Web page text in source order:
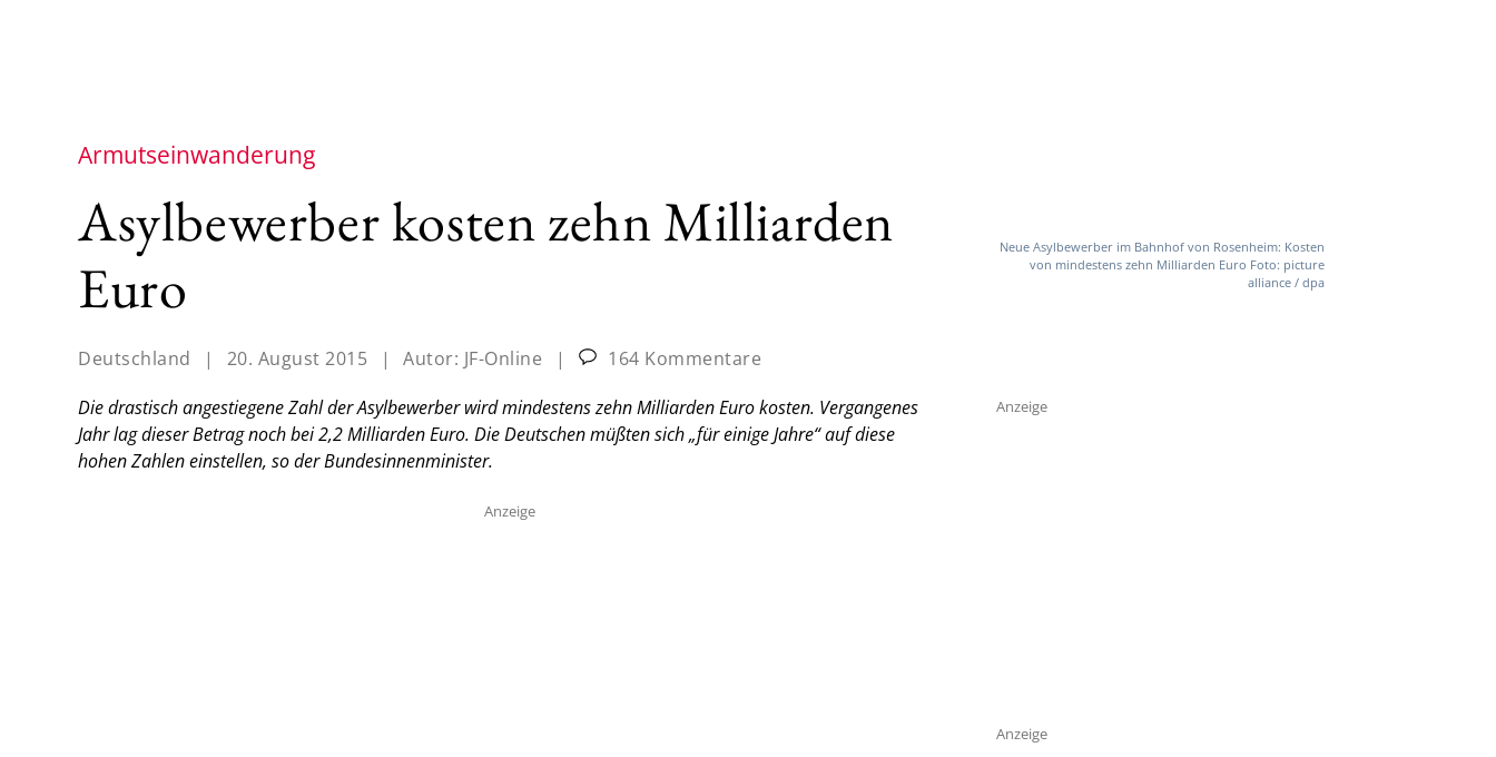
Armutseinwanderung
Asylbewerber kosten zehn Milliarden
Euro
Deutschland | 20. August 2015 | Autor: JF-Online |
164 Kommentare
Die drastisch angestiegene Zahl der Asylbewerber wird mindestens zehn Milliarden Euro kosten. Vergangenes
Jahr lag dieser Betrag noch bei 2,2 Milliarden Euro. Die Deutschen müßten sich „für einige Jahre“ auf diese
hohen Zahlen einstellen, so der Bundesinnenminister.
Anzeige
Neue Asylbewerber im Bahnhof von Rosenheim: Kosten
von mindestens zehn Milliarden Euro Foto: picture
alliance / dpa
Anzeige
Anzeige